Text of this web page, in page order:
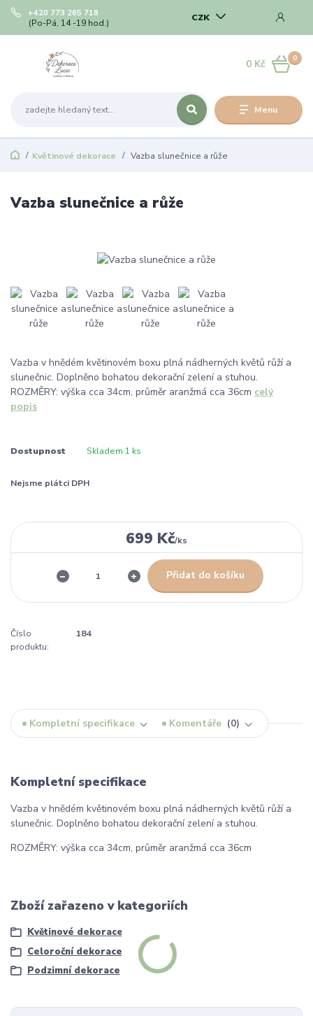
Menu
CZK
+420 773 265 718
(Po-Pá, 14 -19 hod.)
0
0 Kč
Květinové dekorace Vazba slunečnice a růže
Vazba slunečnice a růže
Vazba v hnědém květinovém boxu plná nádherných květů růží a
slunečnic. Doplněno bohatou dekorační zelení a stuhou.
ROZMĚRY: výška cca 34cm, průměr aranžmá cca 36cm celý
popis
Dostupnost Skladem 1 ks
Nejsme plátci DPH
699 Kč/ks
Přidat do košíku
Číslo
produktu:
184
Kompletní specifikace Komentáře 0
Kompletní specifikace
Vazba v hnědém květinovém boxu plná nádherných květů růží a
slunečnic. Doplněno bohatou dekorační zelení a stuhou.
ROZMĚRY: výška cca 34cm, průměr aranžmá cca 36cm
Zboží zařazeno v kategoriích
Květinové dekorace
Celoroční dekorace
Podzimní dekorace